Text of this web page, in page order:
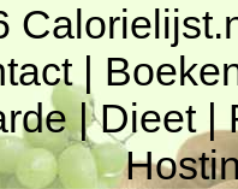
|
|Dieet|